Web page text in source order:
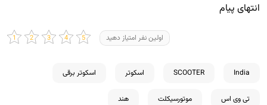
انتهای پیام
اولین نفر امتیاز دهید
India
SCOOTER اسکوتر اسکوتر برقی
تی وی اس موتورسیکلت هند